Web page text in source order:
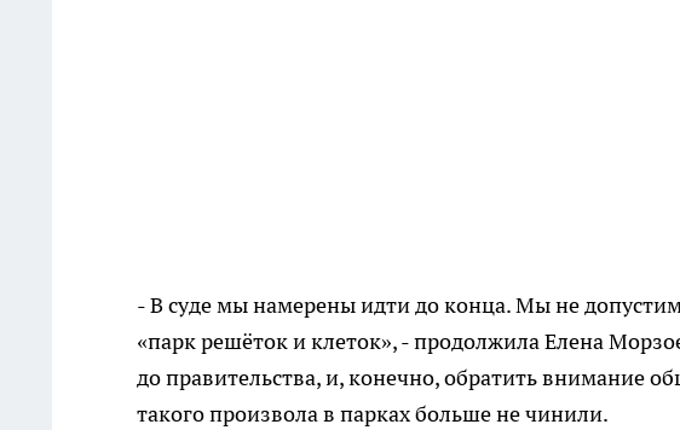
- В суде мы намерены идти до конца. Мы не
«парк решёток и клеток», - продолжила Елена
до правительства, и, конечно, обратить внимание
такого произвола в парках больше не чинили.